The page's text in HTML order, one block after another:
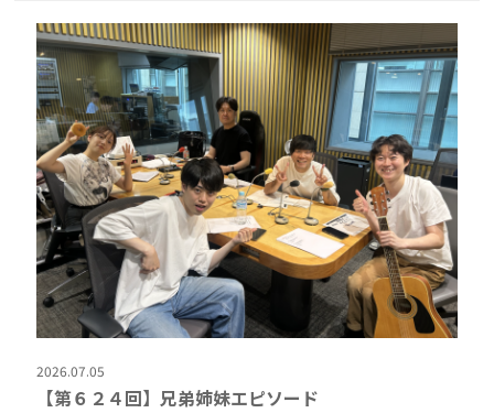
2026.07.05
【第６２４回】兄弟姉妹エピソード